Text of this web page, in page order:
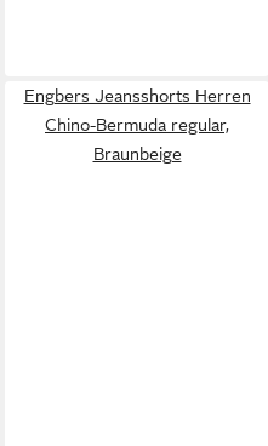
Engbers Jeansshorts Herren
Chino-Bermuda regular,
Braunbeige